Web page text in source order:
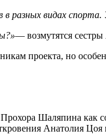
разных видах
— возмутятся
проекта, но
Шаляпина как
Анатолия